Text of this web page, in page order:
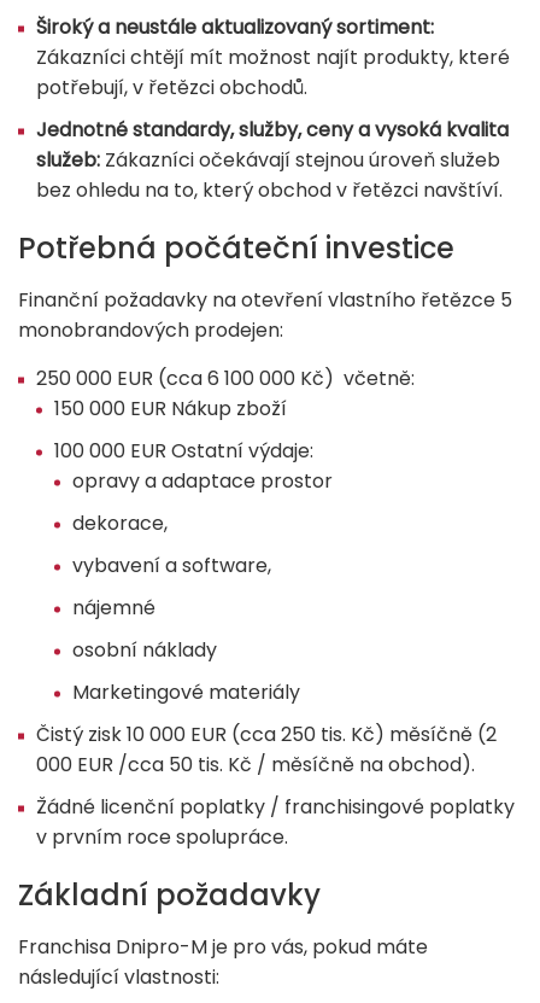
Široký a neustále aktualizovaný sortiment:
Zákazníci chtějí mít možnost najít produkty, které
potřebují, v řetězci obchodů.
Jednotné standardy, služby, ceny a vysoká kvalita
služeb: Zákazníci očekávají stejnou úroveň služeb
bez ohledu na to, který obchod v řetězci navštíví.
Potřebná počáteční investice
Finanční požadavky na otevření vlastního řetězce 5
monobrandových prodejen:
250 000 EUR (cca 6 100 000 Kč) včetně:
150 000 EUR Nákup zboží
100 000 EUR Ostatní výdaje:
opravy a adaptace prostor
dekorace,
vybavení a software,
nájemné
osobní náklady
Marketingové materiály
Čistý zisk 10 000 EUR (cca 250 tis. Kč) měsíčně (2
000 EUR /cca 50 tis. Kč / měsíčně na obchod).
Žádné licenční poplatky / franchisingové poplatky
v prvním roce spolupráce.
Základní požadavky
Franchisa Dnipro-M je pro vás, pokud máte
následující vlastnosti: